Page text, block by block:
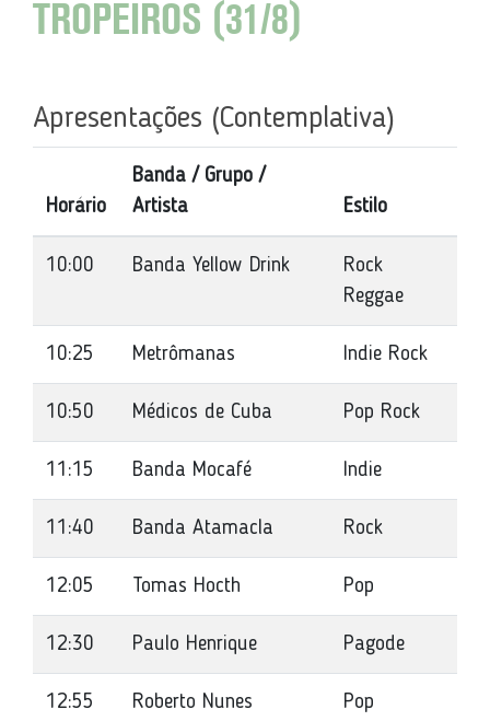
TROPEIROS (31/8)
Apresentações (Contemplativa)
Horário
Banda / Grupo /
Artista
Estilo
10:00 Banda Yellow Drink
Rock
Reggae
10:25 Metrômanas Indie Rock
10:50 Médicos de Cuba Pop Rock
11:15 Banda Mocafé Indie
11:40 Banda Atamacla Rock
12:05 Tomas Hocth Pop
12:30 Paulo Henrique Pagode
12:55 Roberto Nunes Pop